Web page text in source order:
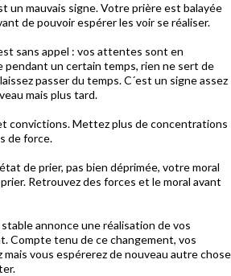
un mauvais signe. Votre prière est balayée
de pouvoir espérer les voir se réaliser.
sans appel : vos attentes sont en
un certain temps, rien ne sert de
passer du temps. C´est un signe assez
mais plus tard.
convictions. Mettez plus de concentrations
de force.
de prier, pas bien déprimée, votre moral
Retrouvez des forces et le moral avant
annonce une réalisation de vos
Compte tenu de ce changement, vos
vous espérerez de nouveau autre chose